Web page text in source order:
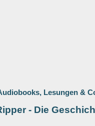
Lesungen &
- Die